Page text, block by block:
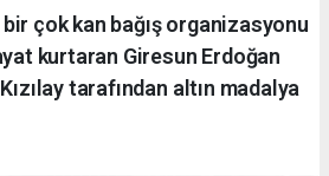
çok kan bağış organizasyonu
kurtaran Giresun Erdoğan
tarafından altın madalya